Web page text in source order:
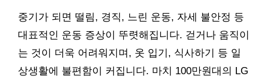
중기가 되면 떨림, 경직, 느린 운동, 자세 불안정 등
대표적인 운동 증상이 뚜렷해집니다. 걷거나 움직이
는 것이 더욱 어려워지며, 옷 입기, 식사하기 등 일
상생활에 불편함이 커집니다. 마치 100만원대의 LG